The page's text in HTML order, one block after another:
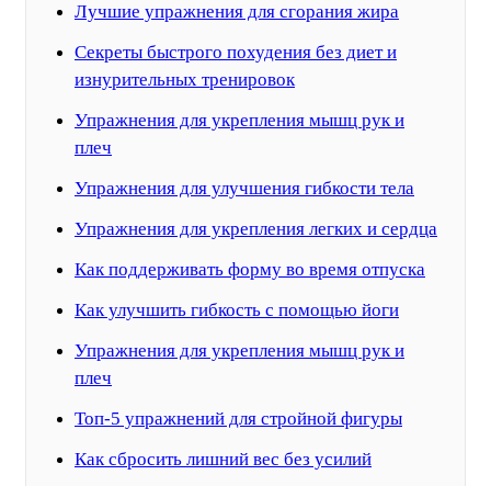
Лучшие упражнения для сгорания жира
Секреты быстрого похудения без диет и
изнурительных тренировок
Упражнения для укрепления мышц рук и
плеч
Упражнения для улучшения гибкости тела
Упражнения для укрепления легких и сердца
Как поддерживать форму во время отпуска
Как улучшить гибкость с помощью йоги
Упражнения для укрепления мышц рук и
плеч
Топ-5 упражнений для стройной фигуры
Как сбросить лишний вес без усилий